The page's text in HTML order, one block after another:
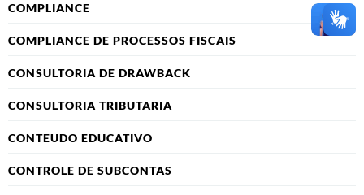
COMPLIANCE
COMPLIANCE DE PROCESSOS FISCAIS
CONSULTORIA DE DRAWBACK
CONSULTORIA TRIBUTARIA
CONTEUDO EDUCATIVO
CONTROLE DE SUBCONTAS